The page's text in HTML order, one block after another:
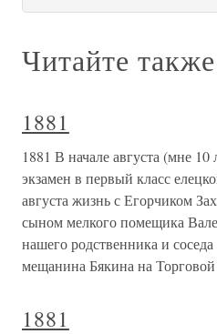
Читайте также
1881
1881 В начале августа (мне
экзамен в первый класс
августа жизнь с Егорчиком
сыном мелкого помещика
нашего родственника и
мещанина Бякина на Торговой
1881